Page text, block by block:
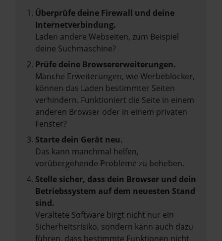
Überprüfe deine Firewall und deine
Internetverbindung.
Laden andere Webseiten, zum Beispiel
deine Suchmaschine?
Prüfe deine Browsererweiterungen.
Manche Erweiterungen, wie Werbeblocker,
können das Laden bestimmter Seiten
verhindern. Funktioniert die Seite in einem
anderen Browser oder in einem privaten
Fenster?
Starte dein Gerät neu.
Das kann manchmal helfen,
vorübergehende Probleme zu beheben.
Stelle sicher, dass dein Browser und dein
Betriebssystem auf dem neuesten Stand
sind.
Veraltete Software birgt nicht nur ein
Sicherheitsrisiko, sondern kann auch dazu
führen, dass bestimmte Funktionen nicht